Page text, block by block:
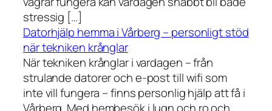
stressig […]
Datorhjälp hemma i Vårberg – personligt stöd
när tekniken krånglar
När tekniken krånglar i vardagen – från
strulande datorer och e-post till wifi som
inte vill fungera – finns personlig hjälp att få i